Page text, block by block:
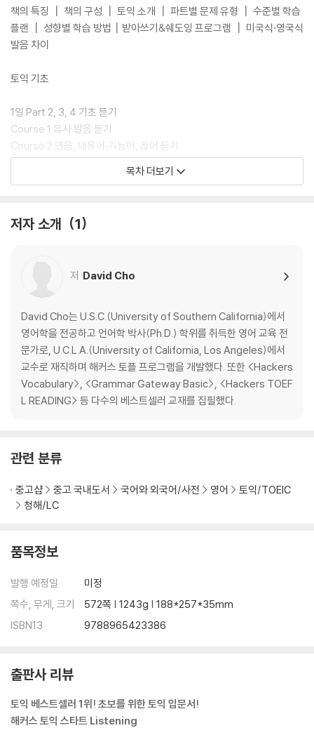
책의 특징 ┃ 책의 구성 ┃ 토익 소개 ┃ 파트별 문제 유형 ┃ 수준별 학습
플랜 ┃ 성향별 학습 방법┃받아쓰기&쉐도잉 프로그램 ┃ 미국식·영국식
발음 차이
토익 기초
1일 Part 2, 3, 4 기초 듣기
Course 1 유사 발음 듣기
Course 2 연음, 내용어·기능어, 끊어 듣기
3일 사람 중심 사진
Course 1 한 사람 사진
Course 2 여러 사람 사진
4일 사물(풍경) 중심 사진
Course 1 사물(풍경) 사진
Course 2 사물(풍경)·사람 사진
Part 2
5일 의문사 의문문 1
Course 1 Who 의문문
6일 의문사 의문문 2
Course 2 When 의문문
8일 일반 의문문
Course 1 일반 의문문
Course 2 의문사가 포함된 일반 의문문
목차 더보기
저자 소개 1
저 David Cho
David Cho는 U.S.C.(University of Southern California)에서
영어학을 전공하고 언어학 박사(Ph.D.) 학위를 취득한 영어 교육 전
문가로, U.C.L.A.(University of California, Los Angeles)에서
교수로 재직하며 해커스 토플 프로그램을 개발했다. 또한 <Hackers
Vocabulary>, <Grammar Gateway Basic>, <Hackers TOEF
L READING> 등 다수의 베스트셀러 교재를 집필했다.
관련 분류
중고샵 중고 국내도서 국어와 외국어/사전 영어
토익/TOEIC
청해/LC
품목정보
발행 예정일
미정
쪽수, 무게, 크기
572쪽 | 1243g | 188*257*35mm
ISBN13
9788965423386
출판사 리뷰
토익 베스트셀러 1위! 초보를 위한 토익 입문서!
해커스 토익 스타트 Listening